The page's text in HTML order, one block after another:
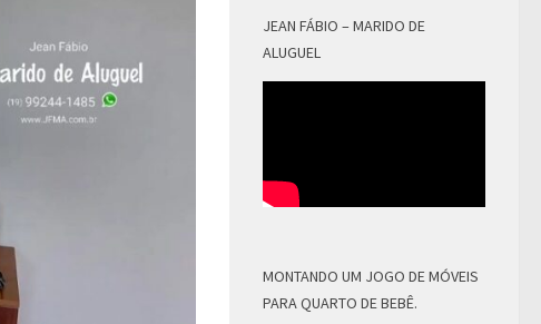
JEAN FÁBIO – MARIDO DE
ALUGUEL
MONTANDO UM JOGO DE MÓVEIS
PARA QUARTO DE BEBÊ.